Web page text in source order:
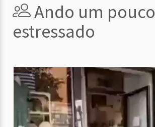
Ando um pouco
estressado